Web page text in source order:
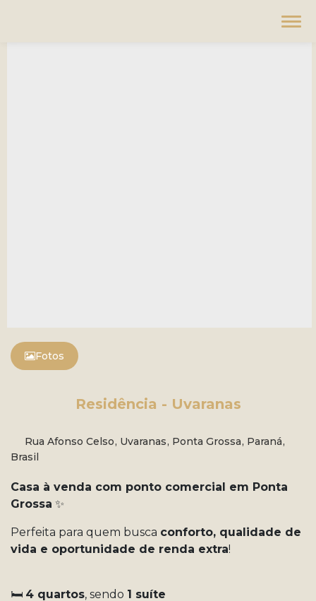
Fotos
Residência - Uvaranas
Rua Afonso Celso, Uvaranas, Ponta Grossa, Paraná,
Brasil
Casa à venda com ponto comercial em Ponta
Grossa ✨
Perfeita para quem busca conforto, qualidade de
vida e oportunidade de renda extra!
🛏️ 4 quartos, sendo 1 suíte